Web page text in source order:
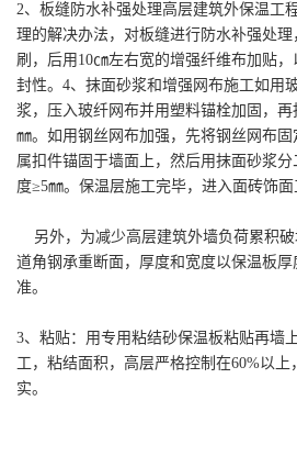
2、板缝防水补强处理高层建筑外保温工
理的解决办法，对板缝进行防水补强处
刷，后用10㎝左右宽的增强纤维布加贴
封性。4、抹面砂浆和增强网布施工如用
浆，压入玻纤网布并用塑料锚栓加固，
㎜。如用钢丝网布加强，先将钢丝网布
属扣件锚固于墙面上，然后用抹面砂浆
度≥5㎜。保温层施工完毕，进入面砖饰
另外，为减少高层建筑外墙负荷累积破
道角钢承重断面，厚度和宽度以保温板
准。
3、粘贴：用专用粘结砂保温板粘贴再墙
工，粘结面积，高层严格控制在60%以
实。